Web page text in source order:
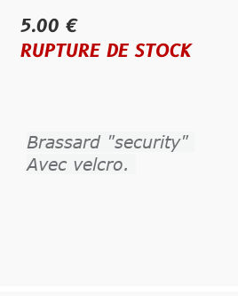
5.00 €
RUPTURE DE STOCK
Brassard "security"
Avec velcro.